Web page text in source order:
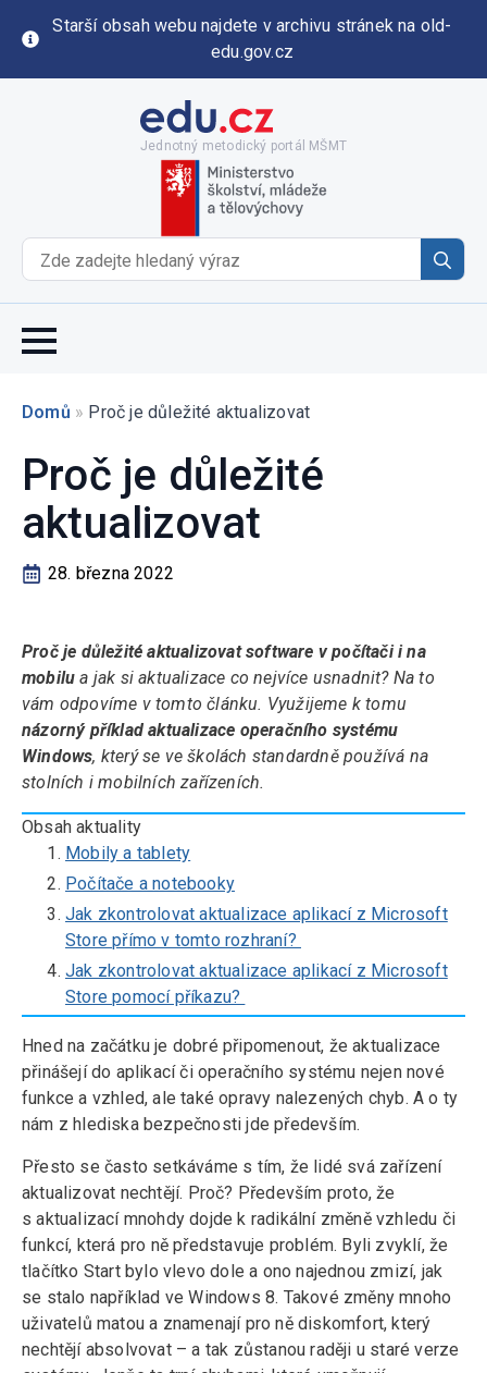
Starší obsah webu najdete v archivu stránek na old-
edu.gov.cz
Jednotný metodický portál MŠMT
for:
Domů » Proč je důležité aktualizovat
Proč je důležité
aktualizovat
28. března 2022
Proč je důležité aktualizovat software v počítači i na
mobilu a jak si aktualizace co nejvíce usnadnit? Na to
vám odpovíme v tomto článku. Využijeme k tomu
názorný příklad aktualizace operačního systému
Windows, který se ve školách standardně používá na
stolních i mobilních zařízeních.
Obsah aktuality
Mobily a tablety
Počítače a notebooky
Jak zkontrolovat aktualizace aplikací z Microsoft
Store přímo v tomto rozhraní?
Jak zkontrolovat aktualizace aplikací z Microsoft
Store pomocí příkazu?
Hned na začátku je dobré připomenout, že aktualizace
přinášejí do aplikací či operačního systému nejen nové
funkce a vzhled, ale také opravy nalezených chyb. A o ty
nám z hlediska bezpečnosti jde především.
Přesto se často setkáváme s tím, že lidé svá zařízení
aktualizovat nechtějí. Proč? Především proto, že
s aktualizací mnohdy dojde k radikální změně vzhledu či
funkcí, která pro ně představuje problém. Byli zvyklí, že
tlačítko Start bylo vlevo dole a ono najednou zmizí, jak
se stalo například ve Windows 8. Takové změny mnoho
uživatelů matou a znamenají pro ně diskomfort, který
nechtějí absolvovat – a tak zůstanou raději u staré verze